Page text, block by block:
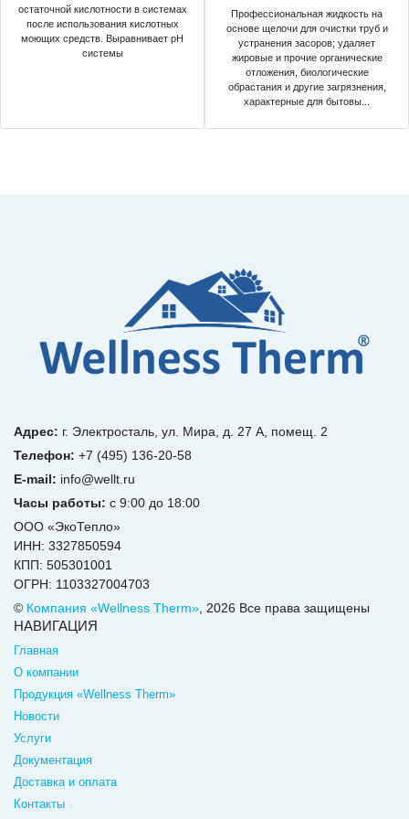
остаточной кислотности в системах
после использования кислотных
моющих средств. Выравнивает pH
системы
Профессиональная жидкость на
основе щелочи для очистки труб и
устранения засоров; удаляет
жировые и прочие органические
отложения, биологические
обрастания и другие загрязнения,
характерные для бытовы...
Адрес: г. Электросталь, ул. Мира, д. 27 А, помещ. 2
Телефон: +7 (495) 136-20-58
E-mail: info@wellt.ru
Часы работы: с 9:00 до 18:00
ООО «ЭкоТепло»
ИНН: 3327850594
КПП: 505301001
ОГРН: 1103327004703
© Компания «Wellness Therm» , 2026 Все права защищены
НАВИГАЦИЯ
Главная
О компании
Продукция «Wellness Therm»
Новости
Услуги
Документация
Доставка и оплата
Контакты